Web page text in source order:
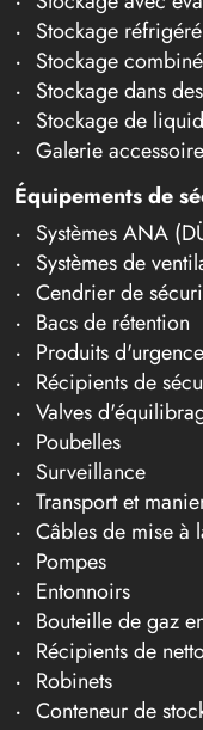
Stockage réfrigéré
Stockage combiné
Stockage dans
Stockage de
Galerie
Équipements de
Systèmes ANA
Systèmes de
Cendrier de
Bacs de rétention
Produits d'urgence
Récipients de
Valves
Poubelles
Surveillance
Transport et
Câbles de mise à
Pompes
Entonnoirs
Bouteille de gaz
Récipients de
Robinets
Conteneur de